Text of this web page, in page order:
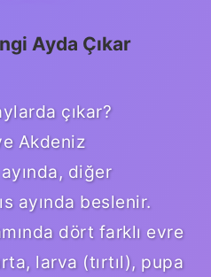
Ayda Çıkar
çıkar?
Akdeniz
diğer
ayında beslenir.
dört farklı evre
larva (tırtıl), pupa